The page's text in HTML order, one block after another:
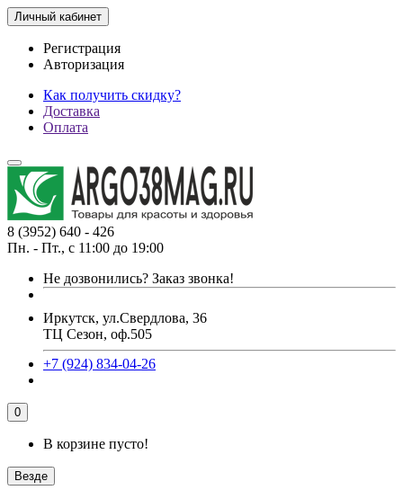
Личный кабинет
Регистрация
Авторизация
Как получить скидку?
Доставка
Оплата
8 (3952) 640 - 426
Пн. - Пт., с 11:00 до 19:00
Не дозвонились? Заказ звонка!
Иркутск, ул.Свердлова, 36
ТЦ Сезон, оф.505
+7 (924) 834-04-26
0
В корзине пусто!
Везде